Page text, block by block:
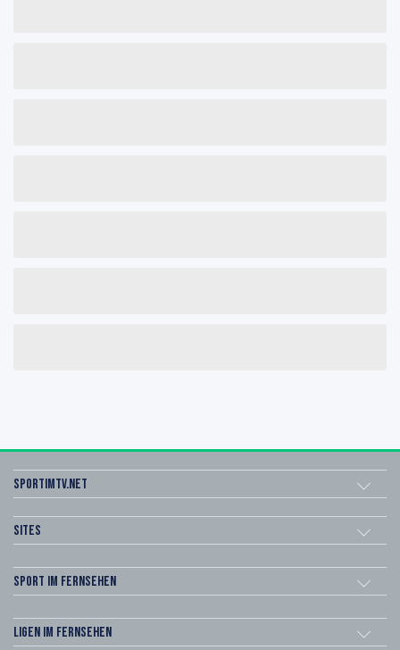
sportimtv.net
Sites
Sport im Fernsehen
Ligen im Fernsehen